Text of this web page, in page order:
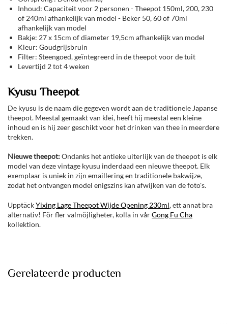
Inhoud: Capaciteit voor 2 personen - Theepot 150ml, 200, 230
of 240ml afhankelijk van model - Beker 50, 60 of 70ml
afhankelijk van model
Bakje: 27 x 15cm of diameter 19,5cm afhankelijk van model
Kleur: Goudgrijsbruin
Filter: Steengoed, geïntegreerd in de theepot voor de tuit
Levertijd 2 tot 4 weken
Kyusu Theepot
De kyusu is de naam die gegeven wordt aan de traditionele Japanse
theepot. Meestal gemaakt van klei, heeft hij meestal een kleine
inhoud en is hij zeer geschikt voor het drinken van thee in meerdere
trekken.
Nieuwe theepot:Ondanks het antieke uiterlijk van de theepot is elk
model van deze vintage kyusu inderdaad een nieuwe theepot. Elk
exemplaar is uniek in zijn emaillering en traditionele bakwijze,
zodat het ontvangen model enigszins kan afwijken van de foto's.
UpptäckYixing Lage Theepot Wijde Opening 230ml, ett annat bra
alternativ! För fler valmöjligheter, kolla in vårGong Fu Cha
kollektion.
Gerelateerde producten